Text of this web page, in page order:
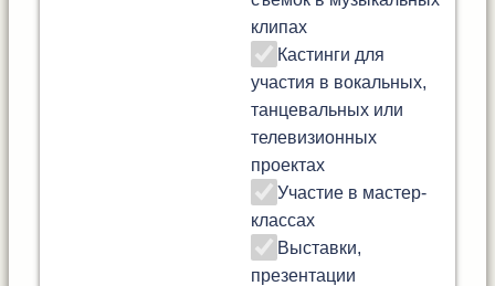
клипах
Кастинги для
участия в вокальных,
танцевальных или
телевизионных
проектах
Участие в мастер-
классах
Выставки,
презентации